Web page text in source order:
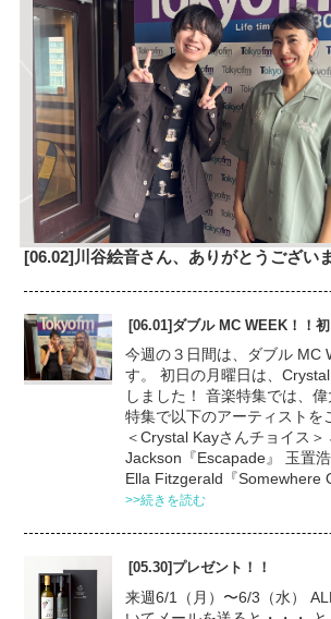
[06.02]川谷絵音さん、ありがとうござい
今週の３日間は、ダブル MC
す。 初日の月曜日は、
しました！ 音楽特集では、
特集で以下のアーティストを
＜Crystal Kayさんチョイス＞
Jackson『Escapade』 玉置浩
Ella Fitzgerald『Somewhere
>>続きを読む
[05.30]プレゼント！！
来週6/1（月）〜6/3（水）